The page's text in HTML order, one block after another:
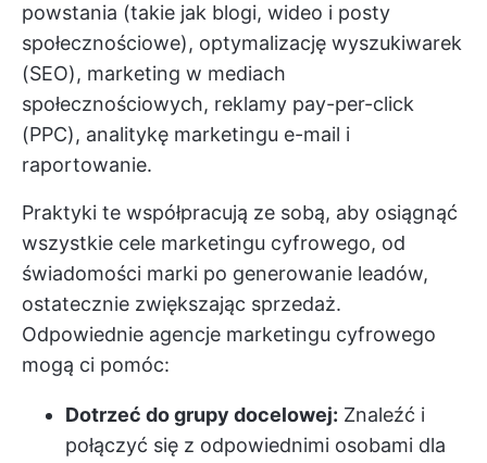
powstania (takie jak blogi, wideo i posty
społecznościowe), optymalizację wyszukiwarek
(SEO), marketing w mediach
społecznościowych, reklamy pay-per-click
(PPC), analitykę marketingu e-mail i
raportowanie.
Praktyki te współpracują ze sobą, aby osiągnąć
wszystkie cele marketingu cyfrowego, od
świadomości marki po generowanie leadów,
ostatecznie zwiększając sprzedaż.
Odpowiednie agencje marketingu cyfrowego
mogą ci pomóc:
Dotrzeć do grupy docelowej: Znaleźć i
połączyć się z odpowiednimi osobami dla